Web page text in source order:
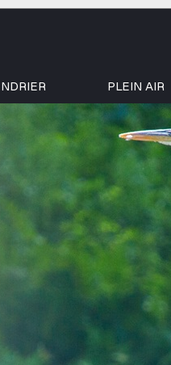
PLEIN AIR